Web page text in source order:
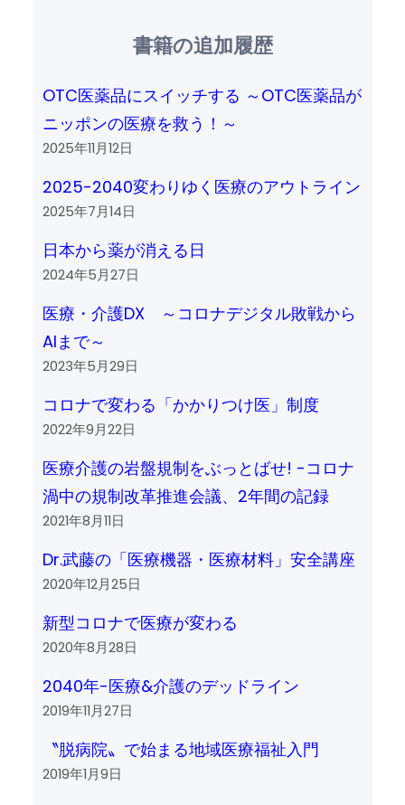
書籍の追加履歴
OTC医薬品にスイッチする ～OTC医薬品が
ニッポンの医療を救う！～
2025年11月12日
2025-2040変わりゆく医療のアウトライン
2025年7月14日
日本から薬が消える日
2024年5月27日
医療・介護DX ～コロナデジタル敗戦から
AIまで～
2023年5月29日
コロナで変わる「かかりつけ医」制度
2022年9月22日
医療介護の岩盤規制をぶっとばせ! -コロナ
渦中の規制改革推進会議、2年間の記録
2021年8月11日
Dr.武藤の「医療機器・医療材料」安全講座
2020年12月25日
新型コロナで医療が変わる
2020年8月28日
2040年-医療&介護のデッドライン
2019年11月27日
〝脱病院〟で始まる地域医療福祉入門
2019年1月9日